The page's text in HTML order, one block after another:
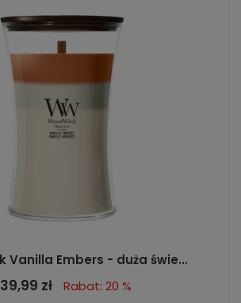
Vanilla Embers - duża świe...
zł Rabat: 20 %